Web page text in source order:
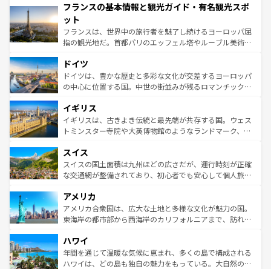
ませてくれるイタリアで、忘れられない旅をしてみよう！
なお、新着のイタリア情報は
しい。
文化が根付くこの国では、情熱的なフラメンコ、熱気あふ
れる闘牛、そして美味しいタパスが生活の一部となってい
る。首都マドリードの洗練された雰囲気や、バルセロナの
アートに溢れた街角から、地方では古代ローマ遺跡や中世
せる。地方によって風土や気候が異なるスペインはその個
性で訪れる人を魅了する。 なお、新着のスペイン情報は コ
ンテンツ一覧を参照してほしい。
フランスの基本情報と観光ガイド・有名観光スポ
ット
フランスは、世界中の旅行者を魅了し続けるヨーロッパ屈
指の観光地だ。首都パリのエッフェル塔やルーブル美術館
で、幅広い魅力が詰まっている。華麗な宮殿、歴史的な大
聖堂、美しいビーチ、そして豊かな自然が、訪れる者を心
から魅了する。また、フランスは美食の国としても知ら
いる。シャンパンの発祥地であるランス、プロヴァンスの
香り高いラベンダー畑など、多彩な楽しみ方が可能だ。さ
らに、パリ以外の地域にも魅力が溢れており、どの街角に
れる地方に足を運ぶとそれぞれで全く異なる文化を体験で
きるだろう。 なお、新着のフランス情報はコンテンツ一覧
を参照してほしい。
ドイツ
ドイツは、豊かな歴史と多彩な文化が交差するヨーロッパ
の中心に位置する国。中世の街並みが残るロマンチック街
顔を持つこの国は、どこを歩いても飽きることがない。ベ
ルリンの文化的活気、バイエルン州のアルプスの絶景、そ
してライン川沿いのワイン畑といった風景は必見。ビール
は、お酒好きな人にはぜひ体験してほしい。 なお、新着の
ドイツ情報はコンテンツ一覧を参照してほしい。
イギリス
イギリスは、古きよき伝統と最先端が共存する国。ウェス
トミンスター寺院や大英博物館のようなランドマーク、歴
リアごとに異なる魅力がある。また、優雅なアフタヌーン
ティー、ビール好きにはたまらない英国パブ、サッカー観
戦など、本場だからこそできる体験も豊富。イギリスを旅
ンツ一覧を参照してほしい。
スイス
スイスの国土面積は九州ほどの広さだが、運行時刻が正確
な交通網が整備されており、初心者でも安心して個人旅行
の建物がそのまま残る町や、スイスならではのユニークな
博物館もあり、アルプス観光だけでなく町歩きも満喫する
ことができる。国民の所得が高いため物価も高いが、旅行
ば市内交通費無料で観光を楽しむこともできる。 なお、新
着のスイス情報はコンテンツ一覧 を参照してほしい。
アメリカ
アメリカ合衆国は、広大な土地と多様な文化が魅力の国。
東海岸の都市部から西海岸のカリフォルニアまで、訪れる
のような巨大都市は、観光、ショッピング、エンターテイ
ンメントが詰まった刺激的なスポットだ。一方、アメリカ
西部には大自然が広がり、グランドキャニオンやイエロー
ハワイ
年間を通じて温暖な気候に恵まれ、多くの島で構成される
ハワイは、どの島も独自の魅力をもっている。大自然の神